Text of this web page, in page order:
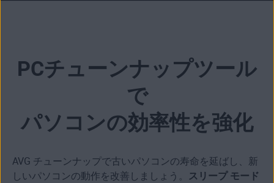
PCチューンナップツール
で
パソコンの効率性を強化
AVG チューンナップで古いパソコンの寿命を延ばし、新
しいパソコンの動作を改善しましょう。 スリープ モード